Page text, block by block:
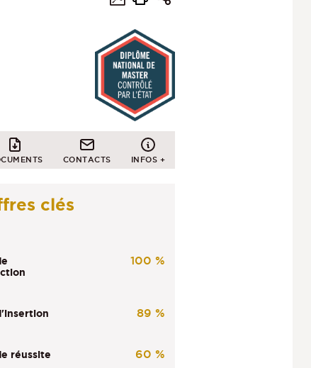
CONTACTS INFOS +
clés
100 %
89 %
réussite 60 %